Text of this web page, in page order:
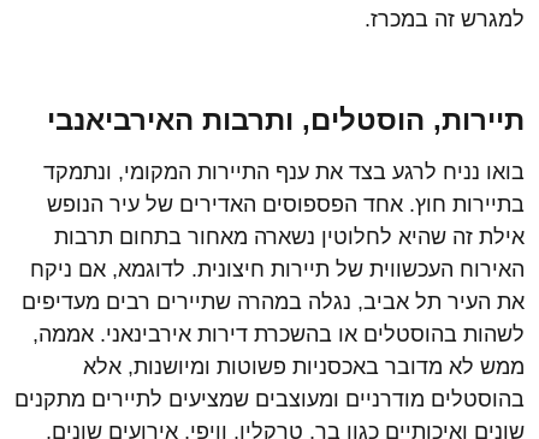
למגרש זה במכרז.
תיירות, הוסטלים, ותרבות האירביאנבי
בואו נניח לרגע בצד את ענף התיירות המקומי, ונתמקד
בתיירות חוץ. אחד הפספוסים האדירים של עיר הנופש
אילת זה שהיא לחלוטין נשארה מאחור בתחום תרבות
האירוח העכשווית של תיירות חיצונית. לדוגמא, אם ניקח
את העיר תל אביב, נגלה במהרה שתיירים רבים מעדיפים
לשהות בהוסטלים או בהשכרת דירות אירבינאני. אממה,
ממש לא מדובר באכסניות פשוטות ומיושנות, אלא
בהוסטלים מודרניים ומעוצבים שמציעים לתיירים מתקנים
שונים ואיכותיים כגון בר, טרקלין, וויפי, אירועים שונים,